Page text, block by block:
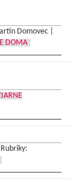
Domovec |
DOMA
Rubriky: